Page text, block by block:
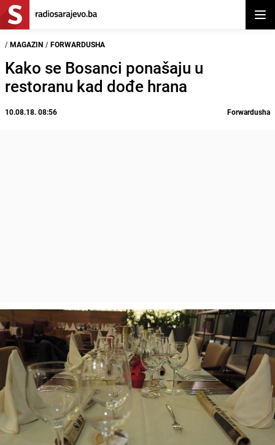
/ MAGAZIN / FORWARDUSHA
Kako se Bosanci ponašaju u
restoranu kad dođe hrana
10.08.18. 08:56 Forwardusha